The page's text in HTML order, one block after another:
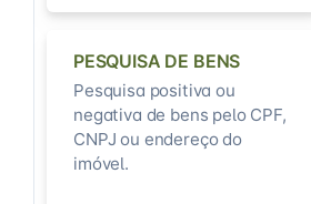
PESQUISA DE BENS
Pesquisa positiva ou
negativa de bens pelo CPF,
CNPJ ou endereço do
imóvel.